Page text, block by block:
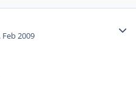
Feb 2009